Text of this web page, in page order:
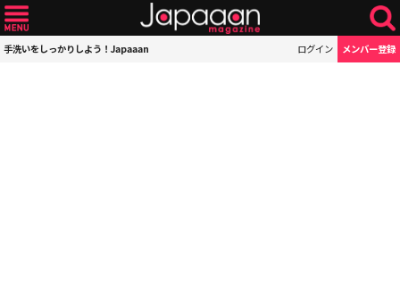
手洗いをしっかりしよう！Japaaan ログイン メンバー登録